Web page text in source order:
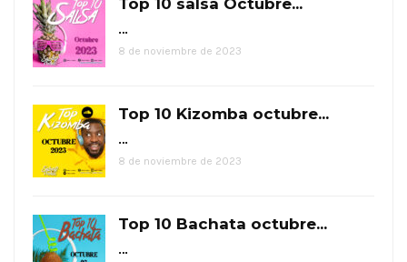
Top 10 salsa Octubre...
…
8 de noviembre de 2023
Top 10 Kizomba octubre...
…
8 de noviembre de 2023
Top 10 Bachata octubre...
…